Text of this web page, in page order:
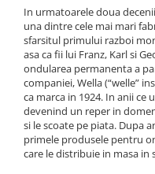
In urmatoarele doua
una dintre cele mai mari
sfarsitul primului razboi
asa ca fii lui Franz, Karl si
ondularea permanenta a
companiei, Wella (“welle”
ca marca in 1924. In anii ce
devenind un reper in
si le scoate pe piata. Dupa
primele produsele pentru
care le distribuie in masa in